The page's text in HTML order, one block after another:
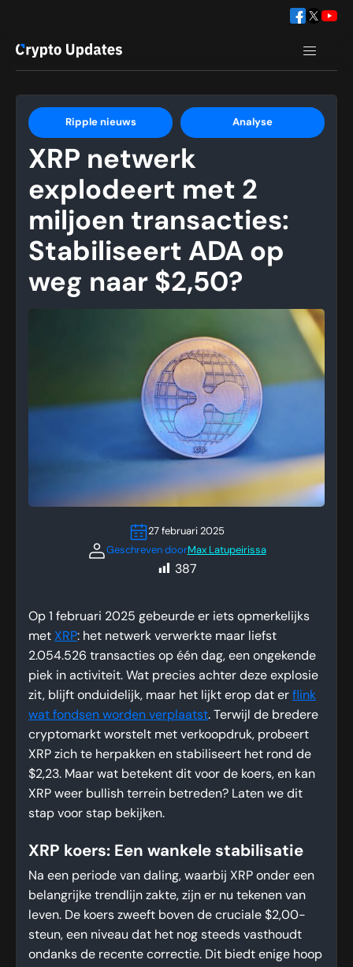
Ripple nieuws Analyse
XRP netwerk
explodeert met 2
miljoen transacties:
Stabiliseert ADA op
weg naar $2,50?
27 februari 2025
Geschreven doorMax Latupeirissa
387
Op 1 februari 2025 gebeurde er iets opmerkelijks
met XRP: het netwerk verwerkte maar liefst
2.054.526 transacties op één dag, een ongekende
piek in activiteit. Wat precies achter deze explosie
zit, blijft onduidelijk, maar het lijkt erop dat er flink
wat fondsen worden verplaatst. Terwijl de bredere
cryptomarkt worstelt met verkoopdruk, probeert
XRP zich te herpakken en stabiliseert het rond de
$2,23. Maar wat betekent dit voor de koers, en kan
XRP weer bullish terrein betreden? Laten we dit
stap voor stap bekijken.
XRP koers: Een wankele stabilisatie
Na een periode van daling, waarbij XRP onder een
belangrijke trendlijn zakte, zijn er nu tekenen van
leven. De koers zweeft boven de cruciale $2,00-
steun, een niveau dat het nog steeds vasthoudt
ondanks de recente correctie. Dit biedt enige hoop